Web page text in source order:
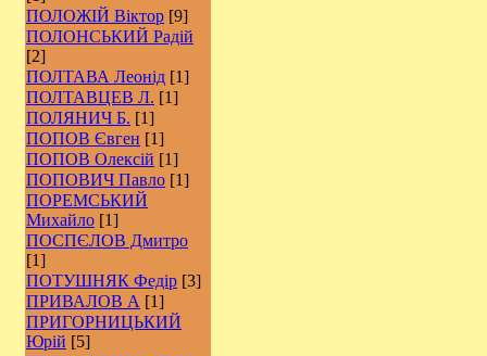
ПОЛОЖІЙ Віктор [9]
ПОЛОНСЬКИЙ Радій
[2]
ПОЛТАВА Леонід [1]
ПОЛТАВЦЕВ Л. [1]
ПОЛЯНИЧ Б. [1]
ПОПОВ Євген [1]
ПОПОВ Олексій [1]
ПОПОВИЧ Павло [1]
ПОРЕМСЬКИЙ
Михайло [1]
ПОСПЄЛОВ Дмитро
[1]
ПОТУШНЯК Федір [3]
ПРИВАЛОВ А [1]
ПРИГОРНИЦЬКИЙ
Юрій [5]